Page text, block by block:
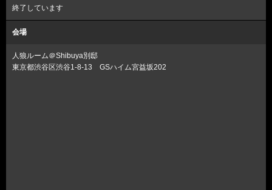
終了しています
会場
人狼ルーム＠Shibuya別邸
東京都渋谷区渋谷1-8-13 GSハイム宮益坂202